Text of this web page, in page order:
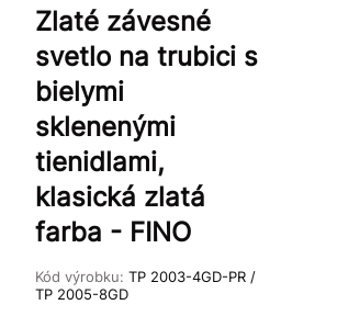
Zlaté závesné
svetlo na trubici s
bielymi
sklenenými
tienidlami,
klasická zlatá
farba - FINO
Kód výrobku: TP 2003-4GD-PR /
TP 2005-8GD